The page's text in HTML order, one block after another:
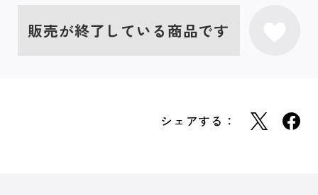
販売が終了している商品です
シェアする：